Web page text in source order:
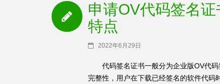
申请OV代码签名
特点
2022年6月29日
代码签名证书一般分为企业版OV代
完整性，用户在下载已经签名的软件代